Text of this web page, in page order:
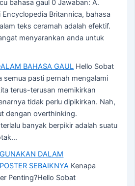
bahasa gaul 0 Jawaban: A.
Britannica, bahasa
teks ceramah adalah efektif.
menyarankan anda untuk
BAHASA GAUL Hello Sobat
semua pasti pernah mengalami
terus-terusan memikirkan
tidak perlu dipikirkan. Nah,
dengan overthinking.
banyak berpikir adalah suatu
DALAM
SEBAIKNYA Kenapa
Penting?Hello Sobat